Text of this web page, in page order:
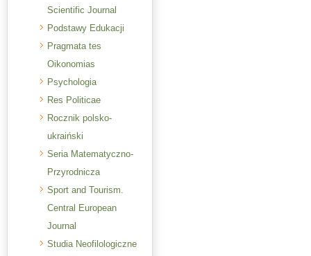
Scientific Journal
Podstawy Edukacji
Pragmata tes
Oikonomias
Psychologia
Res Politicae
Rocznik polsko-
ukraiński
Seria Matematyczno-
Przyrodnicza
Sport and Tourism.
Central European
Journal
Studia Neofilologiczne